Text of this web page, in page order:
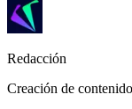
Redacción
Creación de